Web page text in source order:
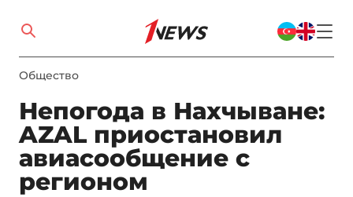
Общество
Непогода в Нахчыване:
AZAL приостановил
авиасообщение с
регионом